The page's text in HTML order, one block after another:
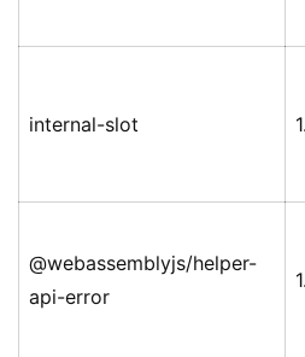
internal-slot
@webassemblyjs/helper-
api-error